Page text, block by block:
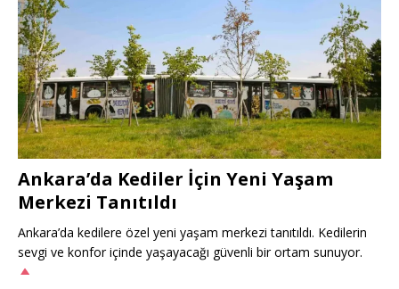
Ankara’da Kediler İçin Yeni Yaşam
Merkezi Tanıtıldı
Ankara’da kedilere özel yeni yaşam merkezi tanıtıldı. Kedilerin
sevgi ve konfor içinde yaşayacağı güvenli bir ortam sunuyor.